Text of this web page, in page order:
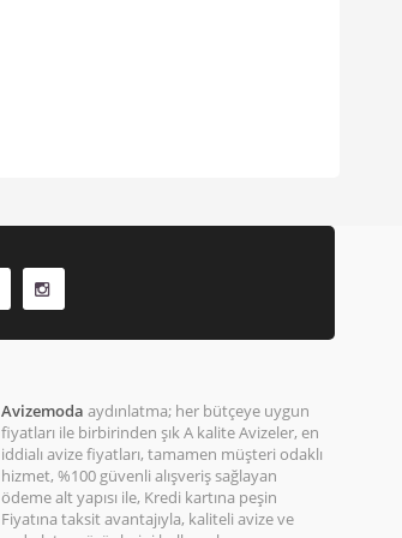
Avizemoda aydınlatma; her bütçeye uygun
fiyatları ile birbirinden şık A kalite Avizeler, en
iddialı avize fiyatları, tamamen müşteri odaklı
hizmet, %100 güvenli alışveriş sağlayan
ödeme alt yapısı ile, Kredi kartına peşin
Fiyatına taksit avantajıyla, kaliteli avize ve